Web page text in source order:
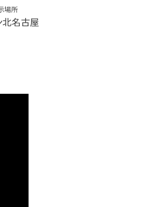
場所
北名古屋